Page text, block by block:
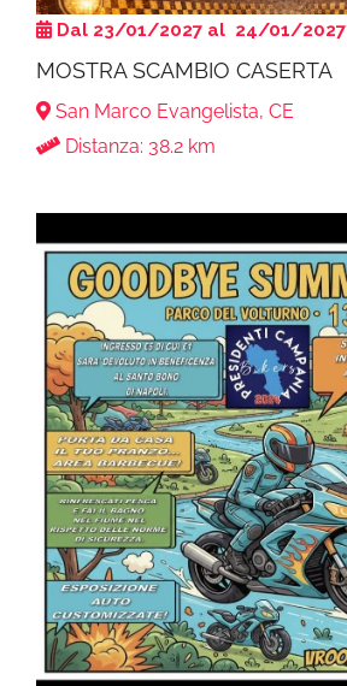
Dal 23/01/2027 al 24/01/2027
MOSTRA SCAMBIO CASERTA
San Marco Evangelista, CE
Distanza: 38.2 km